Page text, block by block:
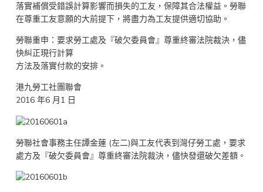
落實補償受錯誤計算影響而損失的工友，保障其合法權益。勞聯
在尊重工友意願的大前提下，將盡力為工友提供適切協助。
勞聯重申：要求勞工處及『破欠委員會』尊重終審法院裁決，儘
快糾正現行計算
方法及落實付款的安排。
港九勞工社團聯會
2016 年6 月1 日
勞聯社會事務主任譚金蓮 (左二)與工友代表到灣仔勞工處，要求
處方及『破欠委員會』尊重終審法院裁決，儘快發還破欠差額。